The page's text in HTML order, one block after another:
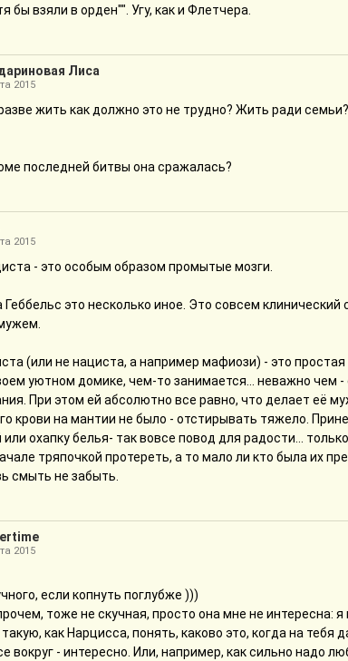
бы взяли в орден"". Угу, как и Флетчера.
Лиса
2015
жить как должно это не трудно? Жить ради
последней битвы она сражалась?
2015
- это особым образом промытые мозги.
Геббельс это несколько иное. Это совсем
(или не нациста, а например мафиози) - это
уютном домике, чем-то занимается... неважно чем
При этом ей абсолютно все равно, что делает её
крови на мантии не было - отстирывать тяжело.
охапку белья- так вовсе повод для радости...
тряпочкой протереть, а то мало ли кто была их
смыть не забыть.
2015
если копнуть поглубже )))
тоже не скучная, просто она мне не интересна:
как Нарцисса, понять, каково это, когда на
вокруг - интересно. Или, например, как сильно надо